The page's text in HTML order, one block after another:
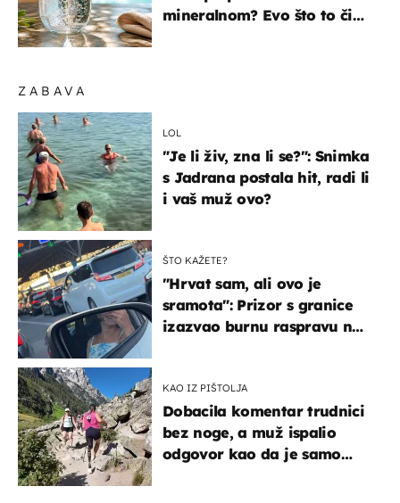
ZABAVA
LOL
"Je li živ, zna li se?": Snimka
s Jadrana postala hit, radi li
i vaš muž ovo?
ŠTO KAŽETE?
"Hrvat sam, ali ovo je
sramota": Prizor s granice
izazvao burnu raspravu na
KAO IZ PIŠTOLJA
Dobacila komentar trudnici
bez noge, a muž ispalio
odgovor kao da je samo
mineralnom? Evo što to čini